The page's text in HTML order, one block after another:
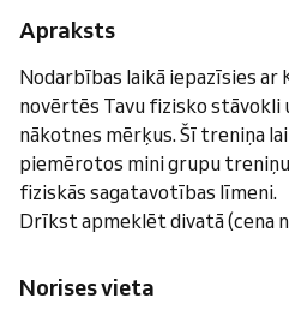
Apraksts
Nodarbības laikā iepazīsies ar
novērtēs Tavu fizisko stāvokli
nākotnes mērķus. Šī treniņa
piemērotos mini grupu
fiziskās sagatavotības līmeni.
Drīkst apmeklēt divatā (cena
Norises vieta